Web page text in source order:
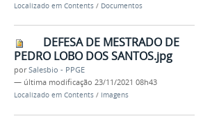
Localizado em Contents / Documentos
DEFESA DE MESTRADO DE
PEDRO LOBO DOS SANTOS.jpg
porSalesbio - PPGE
— última modificação 23/11/2021 08h43
Localizado em Contents / Imagens